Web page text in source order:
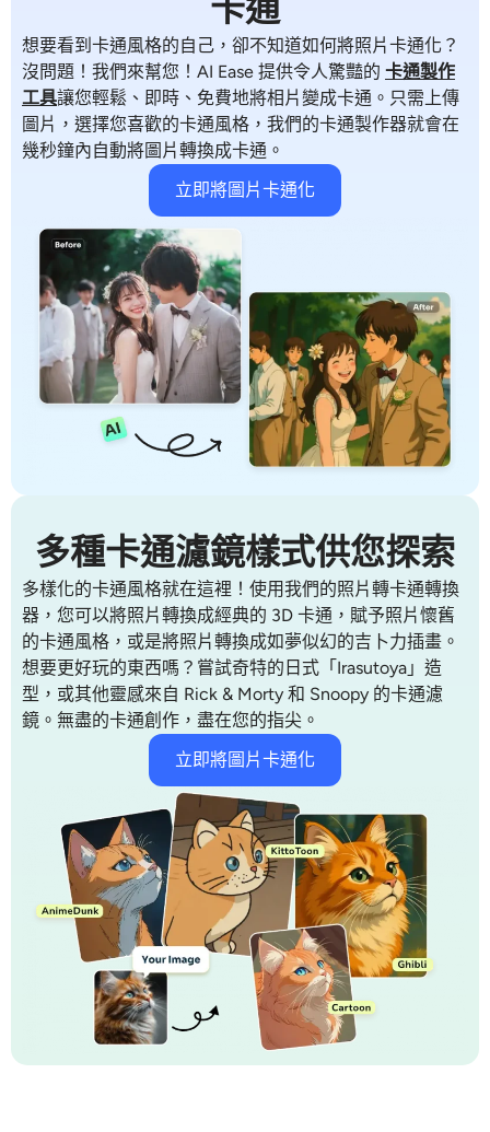
卡通
想要看到卡通風格的自己，卻不知道如何將照片卡通化？
沒問題！我們來幫您！AI Ease 提供令人驚豔的 卡通製作
工具讓您輕鬆、即時、免費地將相片變成卡通。只需上傳
圖片，選擇您喜歡的卡通風格，我們的卡通製作器就會在
幾秒鐘內自動將圖片轉換成卡通。
立即將圖片卡通化
多種卡通濾鏡樣式供您探索
多樣化的卡通風格就在這裡！使用我們的照片轉卡通轉換
器，您可以將照片轉換成經典的 3D 卡通，賦予照片懷舊
的卡通風格，或是將照片轉換成如夢似幻的吉卜力插畫。
想要更好玩的東西嗎？嘗試奇特的日式「Irasutoya」造
型，或其他靈感來自 Rick & Morty 和 Snoopy 的卡通濾
鏡。無盡的卡通創作，盡在您的指尖。
立即將圖片卡通化